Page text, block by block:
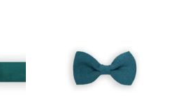
18,00€